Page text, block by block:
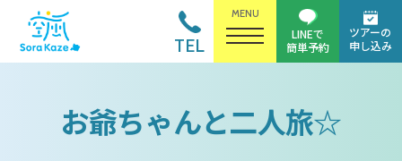
MENU
TEL
ツアーの
申し込み
LINEで
簡単予約
お爺ちゃんと二人旅☆